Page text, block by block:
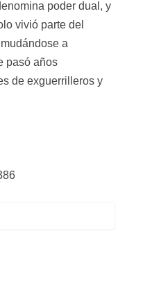
poder dual, y
vivió parte del
a
pasó años
de exguerrilleros y